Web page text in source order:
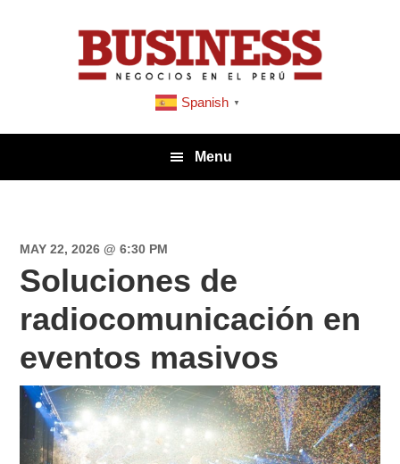
Spanish ▼
Menu
MAY 22, 2026 @ 6:30 PM
Soluciones de
radiocomunicación en
eventos masivos